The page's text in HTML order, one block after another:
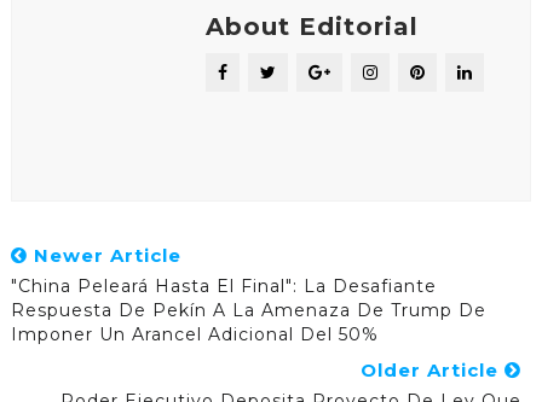
About Editorial
Newer Article
"China Peleará Hasta El Final": La Desafiante
Respuesta De Pekín A La Amenaza De Trump De
Imponer Un Arancel Adicional Del 50%
Older Article